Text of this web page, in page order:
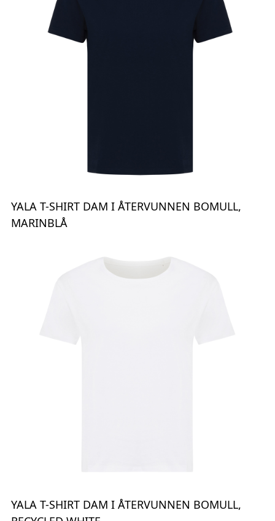
YALA T-SHIRT DAM I ÅTERVUNNEN BOMULL,
MARINBLÅ
YALA T-SHIRT DAM I ÅTERVUNNEN BOMULL,